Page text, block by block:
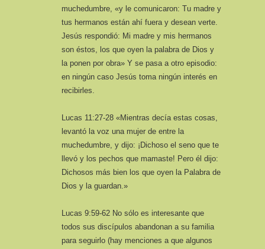
muchedumbre, «y le comunicaron: Tu madre y
tus hermanos están ahí fuera y desean verte.
Jesús respondió: Mi madre y mis hermanos
son éstos, los que oyen la palabra de Dios y
la ponen por obra» Y se pasa a otro episodio:
en ningún caso Jesús toma ningún interés en
recibirles.
Lucas 11:27-28 «Mientras decía estas cosas,
levantó la voz una mujer de entre la
muchedumbre, y dijo: ¡Dichoso el seno que te
llevó y los pechos que mamaste! Pero él dijo:
Dichosos más bien los que oyen la Palabra de
Dios y la guardan.»
Lucas 9:59-62 No sólo es interesante que
todos sus discípulos abandonan a su familia
para seguirlo (hay menciones a que algunos